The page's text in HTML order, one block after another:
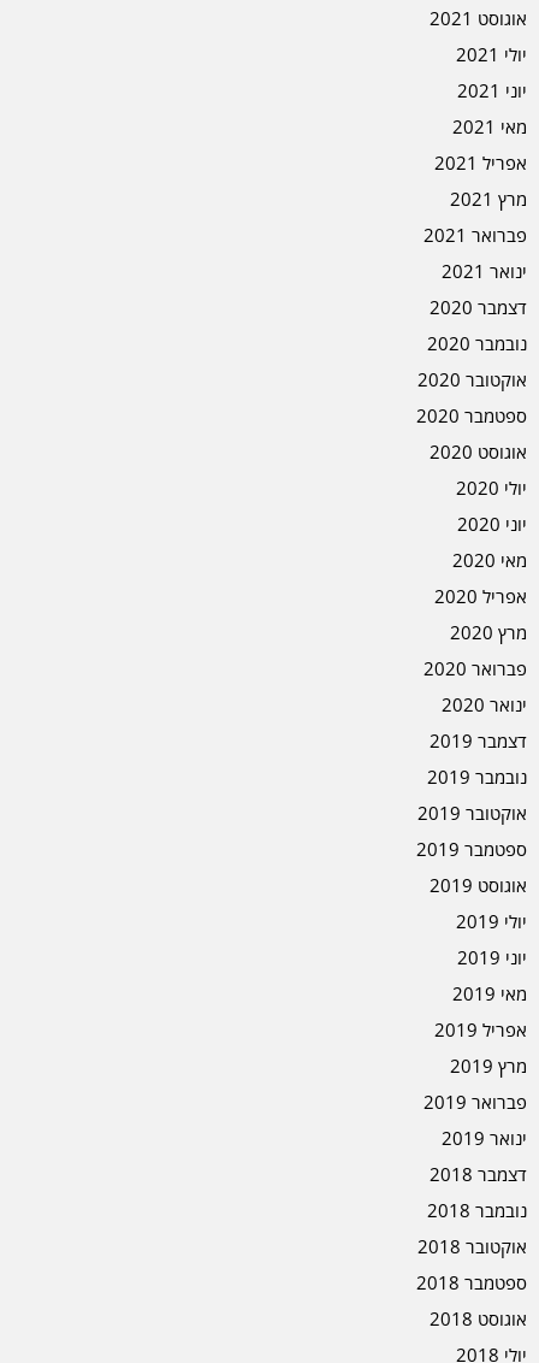
אוגוסט 2021
יולי 2021
יוני 2021
מאי 2021
אפריל 2021
מרץ 2021
פברואר 2021
ינואר 2021
דצמבר 2020
נובמבר 2020
אוקטובר 2020
ספטמבר 2020
אוגוסט 2020
יולי 2020
יוני 2020
מאי 2020
אפריל 2020
מרץ 2020
פברואר 2020
ינואר 2020
דצמבר 2019
נובמבר 2019
אוקטובר 2019
ספטמבר 2019
אוגוסט 2019
יולי 2019
יוני 2019
מאי 2019
אפריל 2019
מרץ 2019
פברואר 2019
ינואר 2019
דצמבר 2018
נובמבר 2018
אוקטובר 2018
ספטמבר 2018
אוגוסט 2018
יולי 2018